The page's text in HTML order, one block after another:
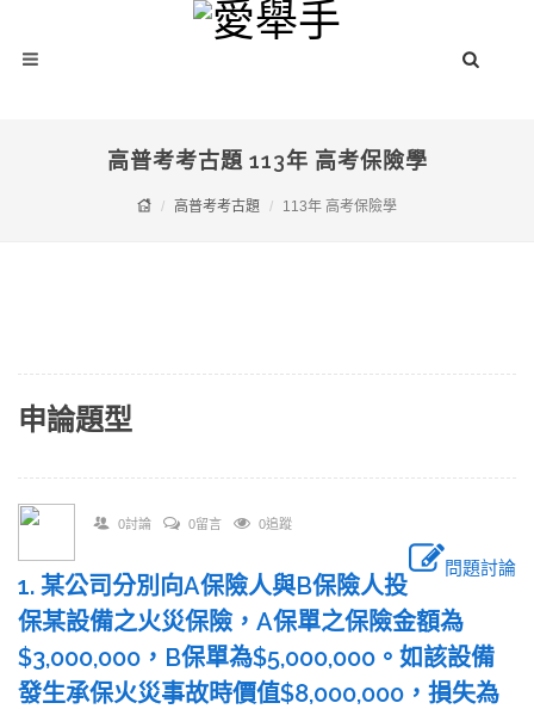
高普考考古題 113年 高考保險學
高普考考古題 113年 高考保險學
申論題型
0討論 0留言 0追蹤
問題討論
1. 某公司分別向A保險人與B保險人投
保某設備之火災保險，A保單之保險金額為
$3,000,000，B保單為$5,000,000。如該設備
發生承保火災事故時價值$8,000,000，損失為